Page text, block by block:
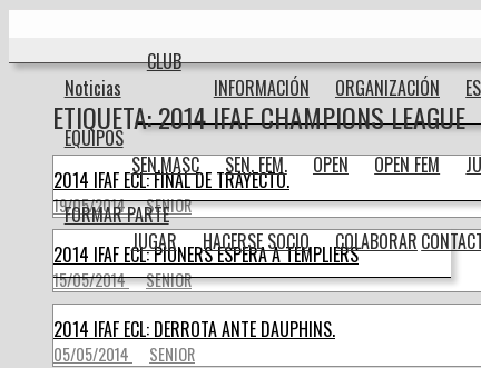
Noticias
CLUB
INFORMACIÓN
ORGANIZACIÓN
EQUIPOS
SEN.MASC
SEN. FEM. OPEN OPEN FEM
FORMAR PARTE
JUGAR
HACERSE SOCIO COLABORAR
ETIQUETA:2014 IFAF CHAMPIONS LEAGUE
2014 IFAF ECL: FINAL DE TRAYECTO.
19/05/2014 SENIOR
2014 IFAF ECL: PIONERS ESPERA A TEMPLIERS
15/05/2014 SENIOR
2014 IFAF ECL: DERROTA ANTE DAUPHINS.
05/05/2014 SENIOR